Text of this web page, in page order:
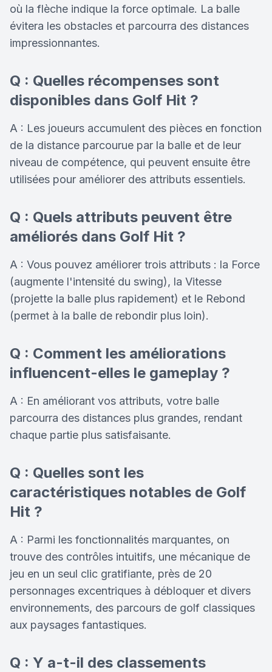
où la flèche indique la force optimale. La balle
évitera les obstacles et parcourra des distances
impressionnantes.
Q : Quelles récompenses sont
disponibles dans Golf Hit ?
A : Les joueurs accumulent des pièces en fonction
de la distance parcourue par la balle et de leur
niveau de compétence, qui peuvent ensuite être
utilisées pour améliorer des attributs essentiels.
Q : Quels attributs peuvent être
améliorés dans Golf Hit ?
A : Vous pouvez améliorer trois attributs : la Force
(augmente l'intensité du swing), la Vitesse
(projette la balle plus rapidement) et le Rebond
(permet à la balle de rebondir plus loin).
Q : Comment les améliorations
influencent-elles le gameplay ?
A : En améliorant vos attributs, votre balle
parcourra des distances plus grandes, rendant
chaque partie plus satisfaisante.
Q : Quelles sont les
caractéristiques notables de Golf
Hit ?
A : Parmi les fonctionnalités marquantes, on
trouve des contrôles intuitifs, une mécanique de
jeu en un seul clic gratifiante, près de 20
personnages excentriques à débloquer et divers
environnements, des parcours de golf classiques
aux paysages fantastiques.
Q : Y a-t-il des classements